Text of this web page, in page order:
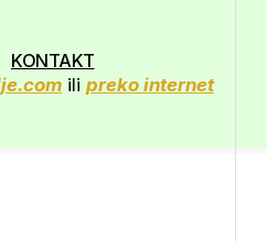
KONTAKT
ili preko internet